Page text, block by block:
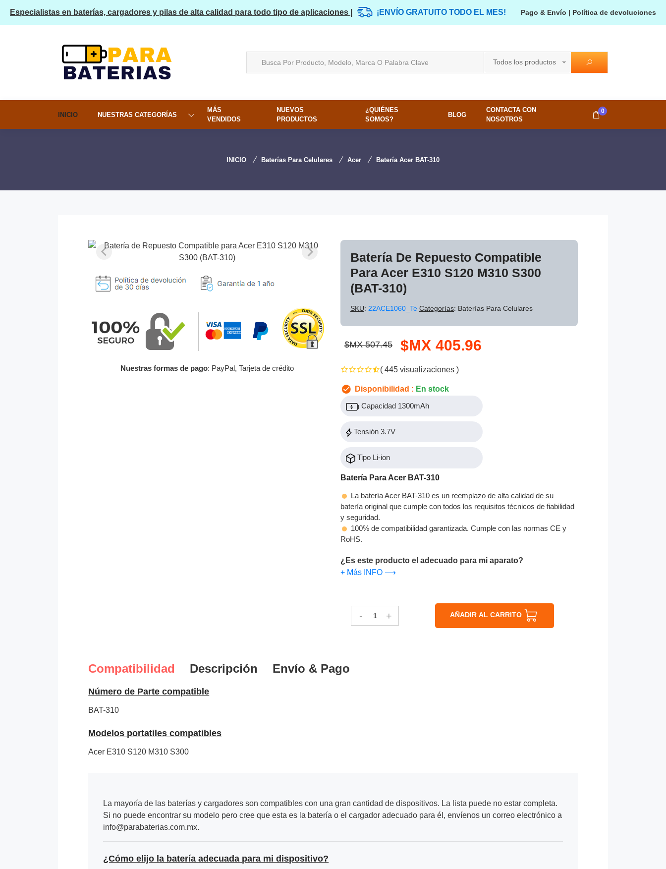
Especialistas en baterías, cargadores y pilas de alta calidad para todo tipo de aplicaciones | ¡ENVÍO GRATUITO TODO EL MES! Pago & Envío | Política de devoluciones
Todos los productos
INICIO NUESTRAS CATEGORÍAS
MÁS
VENDIDOS
NUEVOS
PRODUCTOS
¿QUIÉNES
SOMOS?
BLOG
CONTACTA CON
NOSOTROS
0
INICIO Baterías Para Celulares Acer Batería Acer BAT-310
Nuestras formas de pago: PayPal, Tarjeta de crédito
Batería De Repuesto Compatible
Para Acer E310 S120 M310 S300
(BAT-310)
SKU: 22ACE1060_Te Categorías: Baterías Para Celulares
$MX 507.45 $MX 405.96
( 445 visualizaciones )
Disponibilidad : En stock
Capacidad 1300mAh
Tensión 3.7V
Tipo Li-ion
Batería Para Acer BAT-310
La batería Acer BAT-310 es un reemplazo de alta calidad de su
batería original que cumple con todos los requisitos técnicos de fiabilidad
y seguridad.
100% de compatibilidad garantizada. Cumple con las normas CE y
RoHS.
¿Es este producto el adecuado para mi aparato?
+ Más INFO ⟶
- + AÑADIR AL CARRITO
Compatibilidad Descripción Envío & Pago
Número de Parte compatible
BAT-310
Modelos portatiles compatibles
Acer E310 S120 M310 S300
La mayoría de las baterías y cargadores son compatibles con una gran cantidad de dispositivos. La lista puede no estar completa.
Si no puede encontrar su modelo pero cree que esta es la batería o el cargador adecuado para él, envíenos un correo electrónico a
info@parabaterias.com.mx.
¿Cómo elijo la batería adecuada para mi dispositivo?